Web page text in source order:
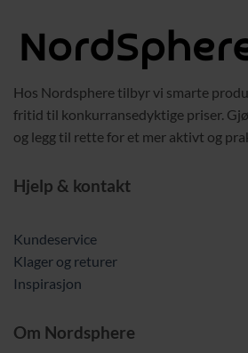
Hos Nordsphere tilbyr vi smarte
fritid til konkurransedyktige priser.
og legg til rette for et mer aktivt og
Hjelp & kontakt
Kundeservice
Klager og returer
Inspirasjon
Om Nordsphere